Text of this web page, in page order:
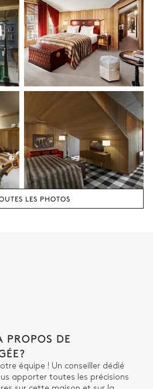
Vasque double
Table de Bureau
Canapé
TV écran plat
LES PHOTOS
PROPOS DE
équipe ! Un conseiller dédié
apporter toutes les précisions